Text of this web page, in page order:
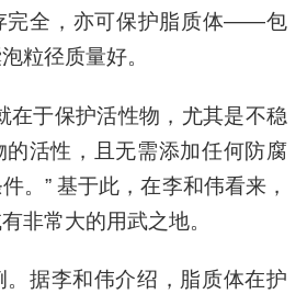
完全，亦可保护脂质体——包
粒径质量好。
在于保护活性物，尤其是不稳
的活性，且无需添加任何防腐
。” 基于此，在李和伟看来，
非常大的用武之地。
。据李和伟介绍，脂质体在护